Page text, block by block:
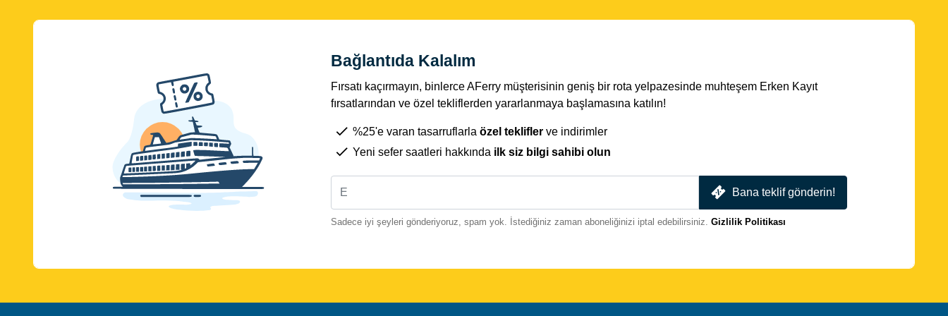
Bağlantıda Kalalım
Fırsatı kaçırmayın, binlerce AFerry müşterisinin geniş bir rota yelpazesinde muhteşem Erken Kayıt
fırsatlarından ve özel tekliflerden yararlanmaya başlamasına katılın!
%25'e varan tasarruflarla özel teklifler ve indirimler
Yeni sefer saatleri hakkında ilk siz bilgi sahibi olun
Bana teklif gönderin!
Sadece iyi şeyleri gönderiyoruz, spam yok. İstediğiniz zaman aboneliğinizi iptal edebilirsiniz. Gizlilik Politikası